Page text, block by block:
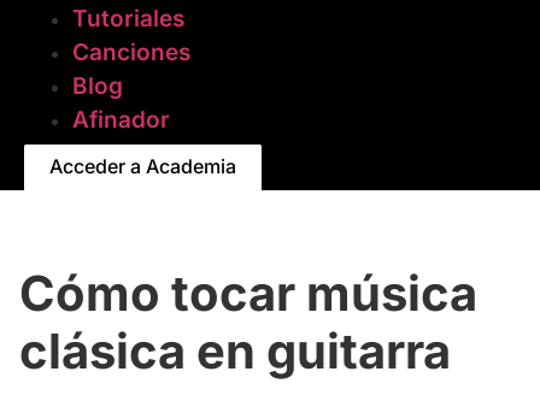
Tutoriales
Canciones
Blog
Afinador
Acceder a Academia
Cómo tocar música
clásica en guitarra